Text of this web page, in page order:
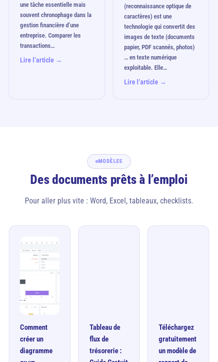
une tâche essentielle mais
souvent chronophage dans la
gestion financière d’une
entreprise. Comparer les
transactions…
Lire l’article →
(reconnaissance optique de
caractères) est une
technologie qui convertit des
images de texte (documents
papier, PDF scannés, photos)
… en texte numérique
exploitable. Elle…
Lire l’article →
MODÈLES
Des documents prêts à l’emploi
Pour aller plus vite : Word, Excel, tableaux, checklists.
Comment
créer un
diagramme
Tableau de
flux de
trésorerie :
Téléchargez
gratuitement
un modèle de